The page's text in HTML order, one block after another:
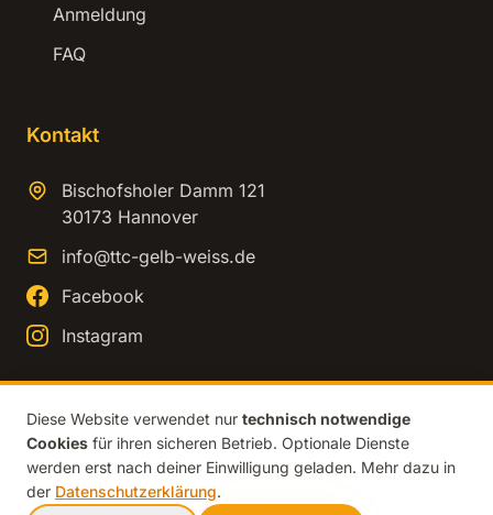
Anmeldung
FAQ
Kontakt
Bischofsholer Damm 121
30173 Hannover
info@ttc-gelb-weiss.de
Facebook
Instagram
© 2026 TTC Gelb-Weiss Hannover. Alle Rechte vorbehalten.
Impressum
Diese Website verwendet nur technisch notwendige
Cookies für ihren sicheren Betrieb. Optionale Dienste
werden erst nach deiner Einwilligung geladen. Mehr dazu in
der Datenschutzerklärung.